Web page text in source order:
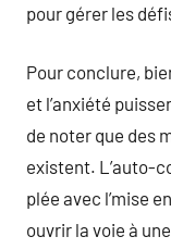
pour gérer les
Pour conclure,
et l’anxiété
de noter que des
existent. L’auto-
plée avec l’mise
ouvrir la voie à